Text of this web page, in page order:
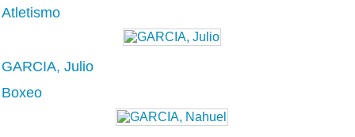
Atletismo
GARCIA, Julio
Boxeo